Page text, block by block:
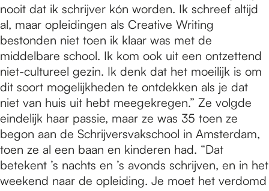
nooit dat ik schrijver kón worden. Ik schreef altijd
al, maar opleidingen als Creative Writing
bestonden niet toen ik klaar was met de
middelbare school. Ik kom ook uit een ontzettend
niet-cultureel gezin. Ik denk dat het moeilijk is om
dit soort mogelijkheden te ontdekken als je dat
niet van huis uit hebt meegekregen.” Ze volgde
eindelijk haar passie, maar ze was 35 toen ze
begon aan de Schrijversvakschool in Amsterdam,
toen ze al een baan en kinderen had. “Dat
betekent ’s nachts en ’s avonds schrijven, en in het
weekend naar de opleiding. Je moet het verdomd